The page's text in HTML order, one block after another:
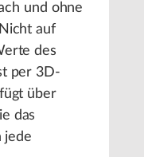
und ohne
auf
des
per 3D-
über
das
jede